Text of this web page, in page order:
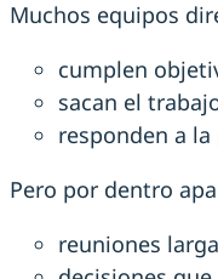
Muchos equipos
cumplen
sacan el
responden a
Pero por dentro
reuniones